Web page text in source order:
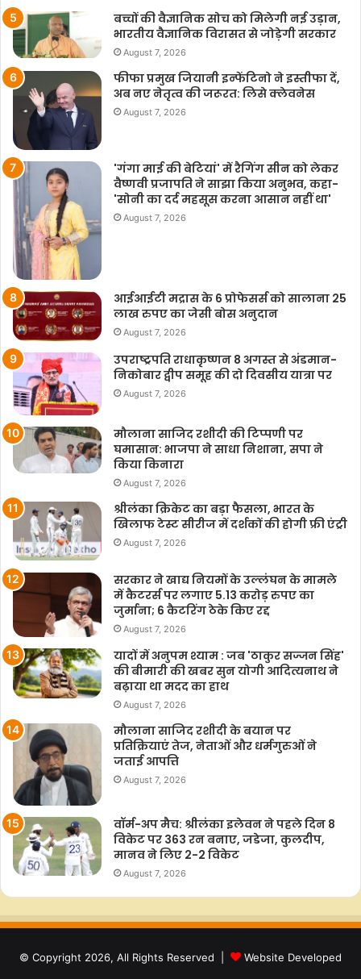
बच्चों की वैज्ञानिक सोच को मिलेगी नई उड़ान,
भारतीय वैज्ञानिक विरासत से जोड़ेगी सरकार
August 7, 2026
फीफा प्रमुख जियानी इन्फेंटिनो ने इस्तीफा दें,
अब नए नेतृत्व की जरूरत: लिसे क्लेवनेस
August 7, 2026
'गंगा माई की बेटियां' में रैगिंग सीन को लेकर
वैष्णवी प्रजापति ने साझा किया अनुभव, कहा-
'सोनी का दर्द महसूस करना आसान नहीं था'
August 7, 2026
आईआईटी मद्रास के 6 प्रोफेसर्स को सालाना 25
लाख रुपए का जेसी बोस अनुदान
August 7, 2026
उपराष्ट्रपति राधाकृष्णन 8 अगस्त से अंडमान-
निकोबार द्वीप समूह की दो दिवसीय यात्रा पर
August 7, 2026
मौलाना साजिद रशीदी की टिप्पणी पर
घमासान: भाजपा ने साधा निशाना, सपा ने
किया किनारा
August 7, 2026
श्रीलंका क्रिकेट का बड़ा फैसला, भारत के
खिलाफ टेस्ट सीरीज में दर्शकों की होगी फ्री एंट्री
August 7, 2026
सरकार ने खाद्य नियमों के उल्लंघन के मामले
में कैटरर्स पर लगाए 5.13 करोड़ रुपए का
जुर्माना; 6 कैटरिंग ठेके किए रद्द
August 7, 2026
यादों में अनुपम श्याम : जब 'ठाकुर सज्जन सिंह'
की बीमारी की खबर सुन योगी आदित्यनाथ ने
बढ़ाया था मदद का हाथ
August 7, 2026
मौलाना साजिद रशीदी के बयान पर
प्रतिक्रियाएं तेज, नेताओं और धर्मगुरुओं ने
जताई आपत्ति
August 7, 2026
वॉर्म-अप मैच: श्रीलंका इलेवन ने पहले दिन 8
विकेट पर 363 रन बनाए, जडेजा, कुलदीप,
मानव ने लिए 2-2 विकेट
August 7, 2026
© Copyright 2026, All Rights Reserved |
Website Developed